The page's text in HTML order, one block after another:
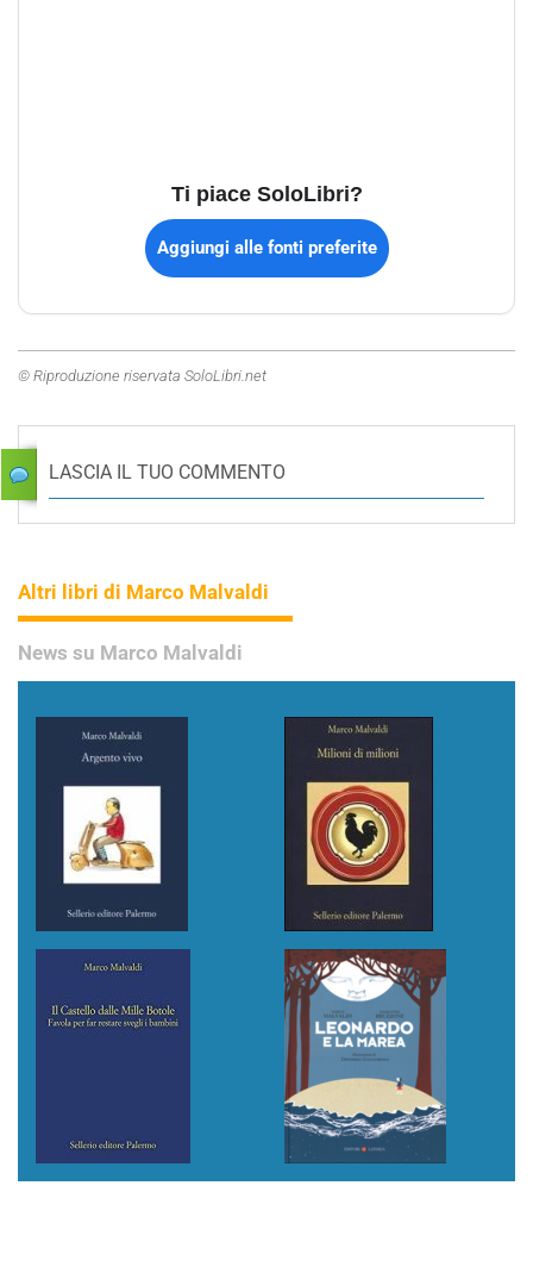
Ti piace SoloLibri?
Aggiungi alle fonti preferite
© Riproduzione riservata SoloLibri.net
LASCIA IL TUO COMMENTO
Altri libri di Marco Malvaldi
News su Marco Malvaldi